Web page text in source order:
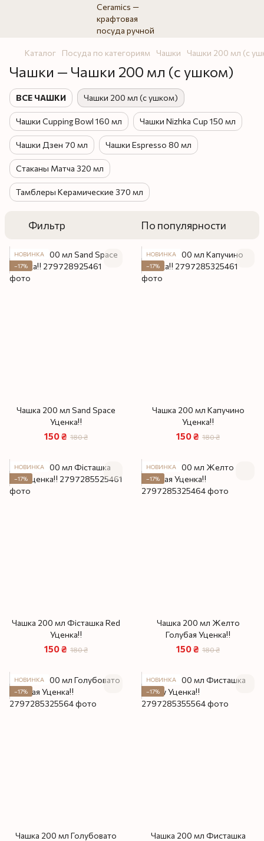
Каталог Посуда по категориям Чашки Чашки 200 мл (с
Чашки — Чашки 200 мл (с ушком)
ВСЕ ЧАШКИ Чашки 200 мл (с ушком)
Чашки Cupping Bowl 160 мл Чашки Nizhka Cup 150 мл
Чашки Дзен 70 мл Чашки Espresso 80 мл
Стаканы Матча 320 мл
Тамблеры Керамические 370 мл
Фильтр По популярности
НОВИНКА
−17%
Чашка 200 мл Sand Space
Уценка‼️
150 ₴ 180 ₴
НОВИНКА
−17%
Чашка 200 мл Капучино
Уценка‼️
150 ₴ 180 ₴
НОВИНКА
−17%
Чашка 200 мл Фісташка Red
Уценка‼️
150 ₴ 180 ₴
НОВИНКА
−17%
Чашка 200 мл Желто
Голубая Уценка‼️
150 ₴ 180 ₴
НОВИНКА
−17%
Чашка 200 мл Голубовато
НОВИНКА
−17%
Чашка 200 мл Фисташка